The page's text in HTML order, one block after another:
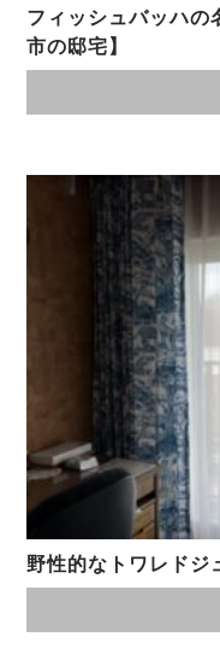
フィッシュバッハ
市の邸宅】
野性的なトワレドジ